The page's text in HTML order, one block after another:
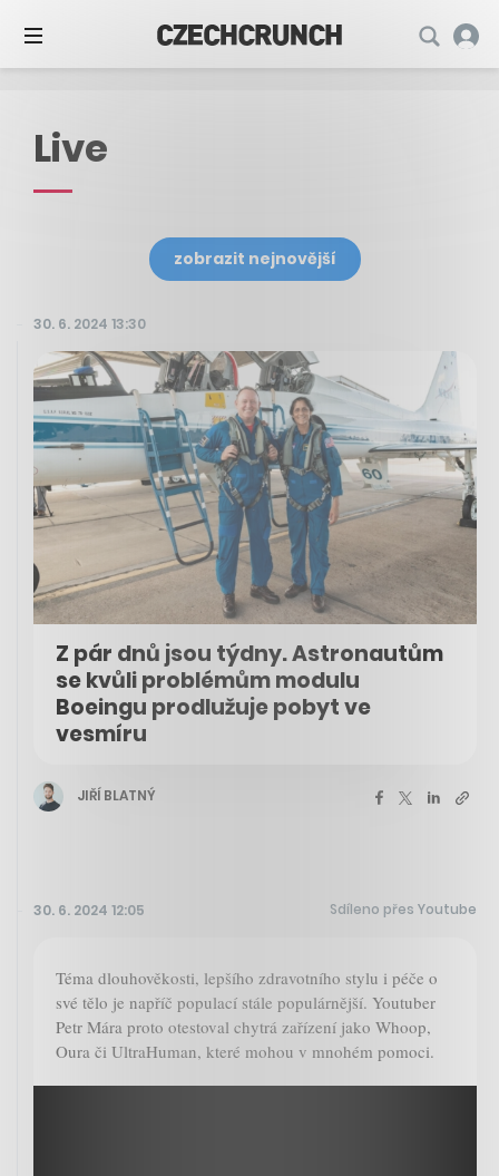
Live
zobrazit nejnovější
30. 6. 2024 13:30
Z pár dnů jsou týdny. Astronautům
se kvůli problémům modulu
Boeingu prodlužuje pobyt ve
vesmíru
JIŘÍ BLATNÝ
30. 6. 2024 12:05 Sdíleno přes Youtube
Téma dlouhověkosti, lepšího zdravotního stylu i péče o
své tělo je napříč populací stále populárnější. Youtuber
Petr Mára proto otestoval chytrá zařízení jako Whoop,
Oura či UltraHuman, které mohou v mnohém pomoci.